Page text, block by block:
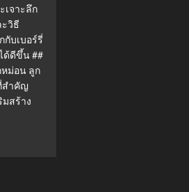
เจาะลึก
วิธี
กับเบอร์รี่
ด้ดีขึ้น ##
ม่อน ลูก
สำคัญ
มสร้าง